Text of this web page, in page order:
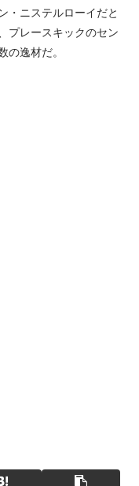
・ニステルローイだと
プレースキックのセン
の逸材だ。